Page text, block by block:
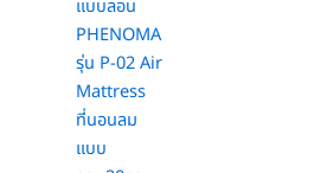
ที่นอนลม
แบบ